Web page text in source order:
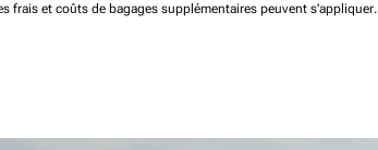
frais et coûts de bagages supplémentaires peuvent s'appliquer.